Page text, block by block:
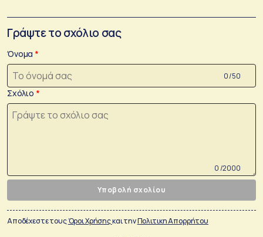
Γράψτε το σχόλιο σας
Όνομα
0 /50
Σχόλιο
0 /2000
Υποβολή σχολίου
Αποδέχεστε τουςΌροι Χρήσηςκαι τηνΠολιτικη Απορρήτου